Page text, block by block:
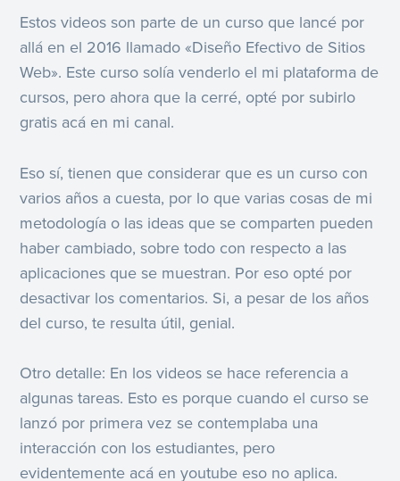
Estos videos son parte de un curso que lancé por
allá en el 2016 llamado «Diseño Efectivo de Sitios
Web». Este curso solía venderlo el mi plataforma de
cursos, pero ahora que la cerré, opté por subirlo
gratis acá en mi canal.
Eso sí, tienen que considerar que es un curso con
varios años a cuesta, por lo que varias cosas de mi
metodología o las ideas que se comparten pueden
haber cambiado, sobre todo con respecto a las
aplicaciones que se muestran. Por eso opté por
desactivar los comentarios. Si, a pesar de los años
del curso, te resulta útil, genial.
Otro detalle: En los videos se hace referencia a
algunas tareas. Esto es porque cuando el curso se
lanzó por primera vez se contemplaba una
interacción con los estudiantes, pero
evidentemente acá en youtube eso no aplica.